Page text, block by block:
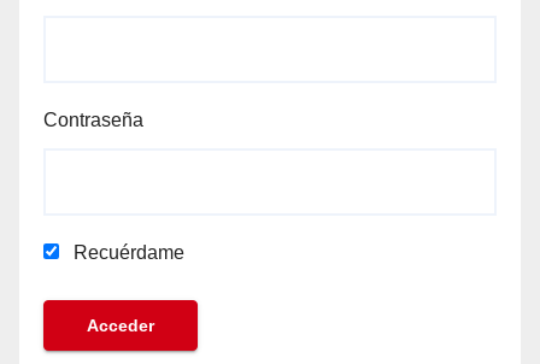
Contraseña
Recuérdame